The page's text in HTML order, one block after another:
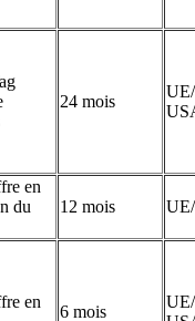
24 mois
en
du
12 mois
en
6 mois